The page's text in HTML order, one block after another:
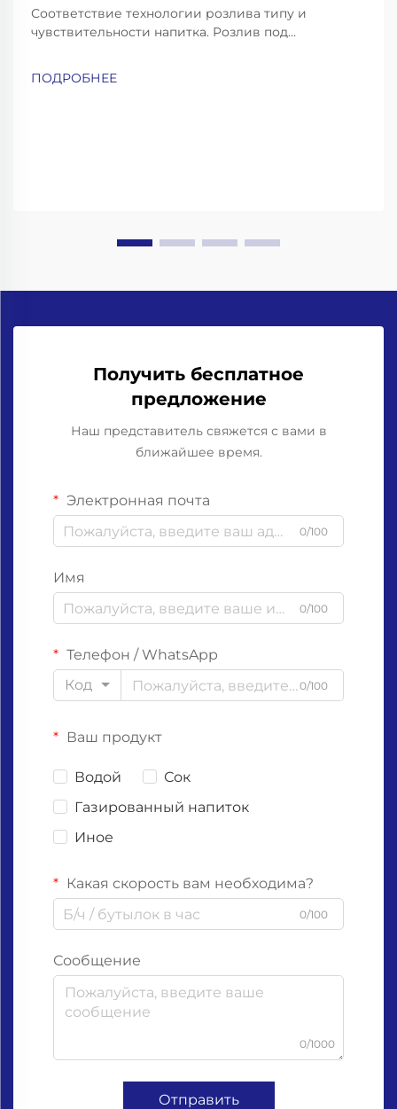
Соответствие технологии розлива типу и
чувствительности напитка. Розлив под
газированная вода, содовая и пиво, требуют
ПОДРОБНЕЕ
Получить бесплатное
предложение
Наш представитель свяжется с вами в
ближайшее время.
Электронная почта
0/100
Имя
0/100
Телефон / WhatsApp
Код
0/100
Ваш продукт
Водой
Сок
Газированный напиток
Иное
Какая скорость вам необходима?
0/100
Сообщение
0/1000
Отправить